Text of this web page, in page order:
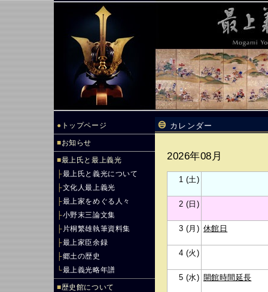
● トップページ
■お知らせ
■最上氏と最上義光
├最上氏と義光について
├文化人最上義光
├最上家をめぐる人々
├小野末三論文集
├ 片桐繁雄執筆資料集
├最上家臣余録
├郷土の歴史
└最上義光略年譜
■歴史館について
カレンダー
2026年08月
1 (土)
2 (日)
3 (月) 休館日
4 (火)
5 (水) 開館時間延長